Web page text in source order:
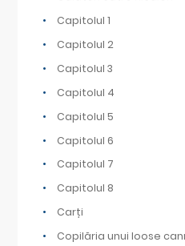
Capitolul 1
Capitolul 2
Capitolul 3
Capitolul 4
Capitolul 5
Capitolul 6
Capitolul 7
Capitolul 8
Carți
Copilăria unui loose